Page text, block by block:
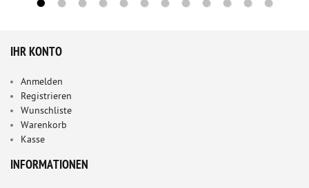
IHR KONTO
Anmelden
Registrieren
Wunschliste
Warenkorb
Kasse
INFORMATIONEN